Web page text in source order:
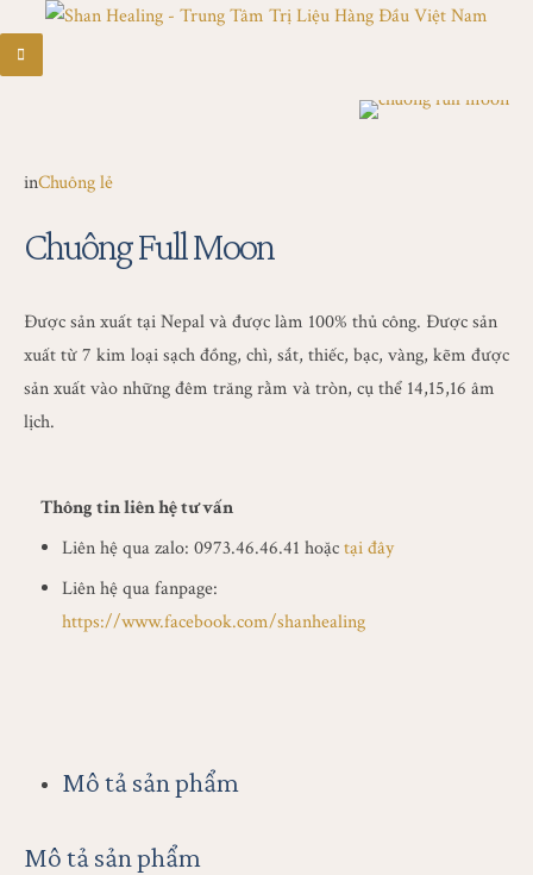
inChuông lẻ
Chuông Full Moon
Được sản xuất tại Nepal và được làm 100% thủ công. Được sản
xuất từ 7 kim loại sạch đồng, chì, sắt, thiếc, bạc, vàng, kẽm được
sản xuất vào những đêm trăng rằm và tròn, cụ thể 14,15,16 âm
lịch.
Thông tin liên hệ tư vấn
Liên hệ qua zalo: 0973.46.46.41 hoặctại đây
Liên hệ qua fanpage:
https://www.facebook.com/shanhealing
Mô tả sản phẩm
Mô tả sản phẩm